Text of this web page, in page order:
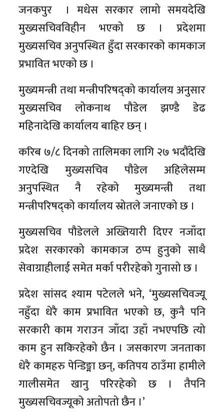
जनकपुर । मधेस सरकार लामो समयदेखि
मुख्यसचिवविहीन भएको छ । प्रदेशमा
मुख्यसचिव अनुपस्थित हुँदा सरकारको कामकाज
प्रभावित भएको छ ।
मुख्यमन्त्री तथा मन्त्रीपरिषद्को कार्यालय अनुसार
मुख्यसचिव लोकनाथ पौडेल झण्डै डेढ
महिनादेखि कार्यालय बाहिर छन् ।
करिब ७/८ दिनको तालिमका लागि २७ भदौंदेखि
गएदेखि मुख्यसचिव पौडेल अहिलेसम्म
अनुपस्थित नै रहेको मुख्यमन्त्री तथा
मन्त्रीपरिषद्को कार्यालय स्रोतले जनाएको छ ।
मुख्यसचिव पौडेलले अख्तियारी दिएर नजाँदा
प्रदेश सरकारको कामकाज ठप्प हुनुको साथै
सेवाग्राहीलाई समेत मर्का परीरहेको गुनासो छ ।
प्रदेश सांसद श्याम पटेलले भने, ‘मुख्यसचिवज्यू
नहुँदा धेरै काम प्रभावित भएको छ, कुनै पनि
सरकारी काम गराउन जाँदा उहाँ नभएपछि त्यो
काम हुन सकिरहेको छैन । जसकारण जनताका
धेरै कामहरु पेन्डिङ्मा छन्, कतिपय ठाउँमा हामीले
गालीसमेत खानु परिरहेको छ । तैपनि
मुख्यसचिवज्यूको अतोपतो छैन ।’